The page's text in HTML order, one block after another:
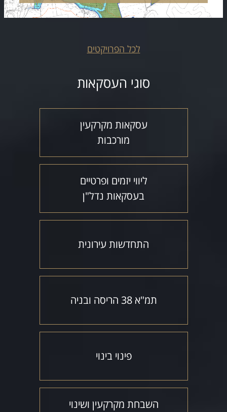
לכל הפרויקטים
סוגי העסקאות
עסקאות מקרקעין
מורכבות
ליווי יזמים ופרטיים
בעסקאות נדל"ן
התחדשות עירונית
תמ"א 38 הריסה ובניה
פינוי בינוי
השבחת מקרקעין ושינוי